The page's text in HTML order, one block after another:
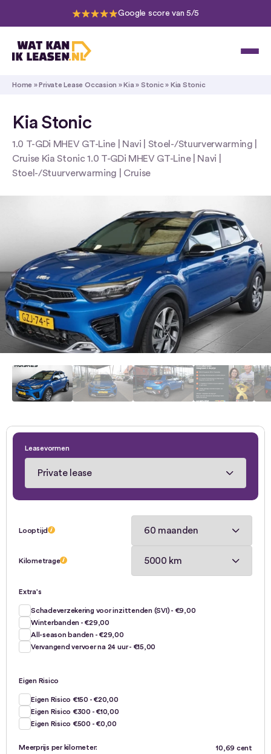
Google score van 5/5
Home »Private Lease Occasion »Kia » Stonic » Kia Stonic
Kia Stonic
1.0 T-GDi MHEV GT-Line | Navi | Stoel-/Stuurverwarming |
Cruise Kia Stonic 1.0 T-GDi MHEV GT-Line | Navi |
Stoel-/Stuurverwarming | Cruise
Leasevormen
Looptijd
Kilometrage
Extra's
Schadeverzekering voor inzittenden (SVI) - €9,00
Winterbanden - €29,00
All-season banden - €29,00
Vervangend vervoer na 24 uur - €15,00
Eigen Risico
Eigen Risico €150 - €20,00
Eigen Risico €300 - €10,00
Eigen Risico €500 - €0,00
Meerprijs per kilometer:
10,69 cent